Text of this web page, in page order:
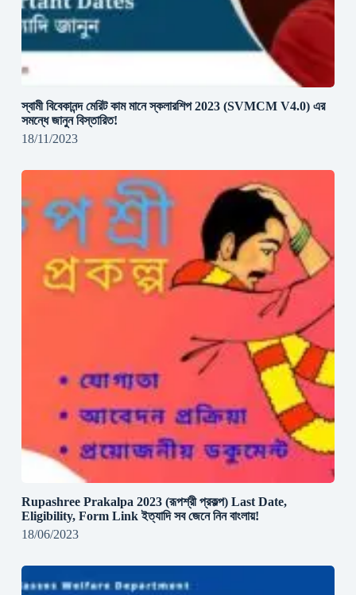
স্বামী বিবেকানন্দ মেরিট কাম মানে স্কলারশিপ 2023 (SVMCM V4.0) এর
সমন্ধে জানুন বিস্তারিত!
18/11/2023
Rupashree Prakalpa 2023 (রূপশ্রী প্রকল্প) Last Date,
Eligibility, Form Link ইত্যাদি সব জেনে নিন বাংলায়!
18/06/2023